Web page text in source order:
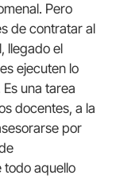
Pero
de contratar al
llegado el
ejecuten lo
una tarea
docentes, a la
por
todo aquello